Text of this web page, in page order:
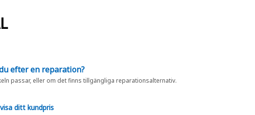
efter en reparation?
passar, eller om det finns tillgängliga reparationsalternativ.
ditt kundpris